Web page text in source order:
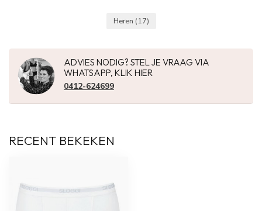
Heren (17)
ADVIES NODIG? STEL JE VRAAG VIA
WHATSAPP, KLIK HIER
0412-624699
RECENT BEKEKEN